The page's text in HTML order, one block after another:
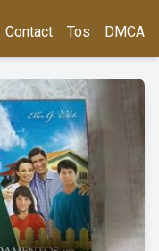
Contact Tos DMCA